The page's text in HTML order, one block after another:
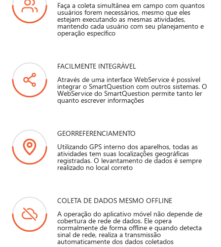
Faça a coleta simultânea em campo com quantos
usuários forem necessários, mesmo que eles
estejam executando as mesmas atividades,
mantendo cada usuário com seu planejamento e
operação específico
FACILMENTE INTEGRÁVEL
Através de uma interface WebService é possível
integrar o SmartQuestion com outros sistemas. O
WebService do SmartQuestion permite tanto ler
quanto escrever informações
GEORREFERENCIAMENTO
Utilizando GPS interno dos aparelhos, todas as
atividades tem suas localizações geográficas
registradas. O levantamento de dados é sempre
realizado no local correto
COLETA DE DADOS MESMO OFFLINE
A operação do aplicativo móvel não depende de
cobertura de rede de dados. Ele opera
normalmente de forma offline e quando detecta
sinal de rede, realiza a transmissão
automaticamente dos dados coletados